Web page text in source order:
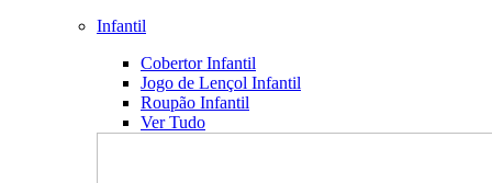
Infantil
Cobertor Infantil
Jogo de Lençol Infantil
Roupão Infantil
Ver Tudo